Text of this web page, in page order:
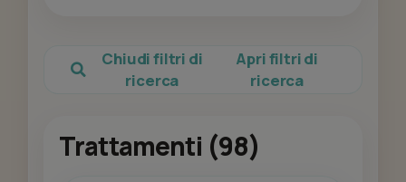
Chiudi filtri di
ricerca
Apri filtri di
ricerca
Trattamenti (98)